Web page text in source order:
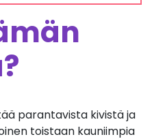
parantavista kivistä ja
toistaan kauniimpia